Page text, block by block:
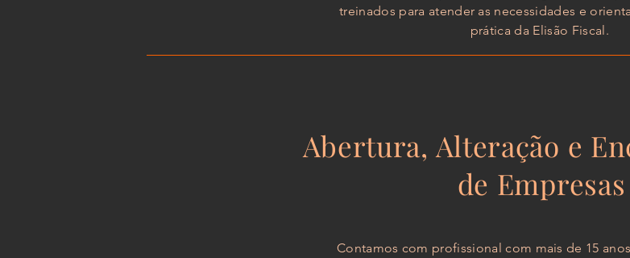
treinados para atender as necessidades e
prática da Elisão Fiscal.
Abertura, Alteração e
de Empresas
Contamos com profissional com mais de 15